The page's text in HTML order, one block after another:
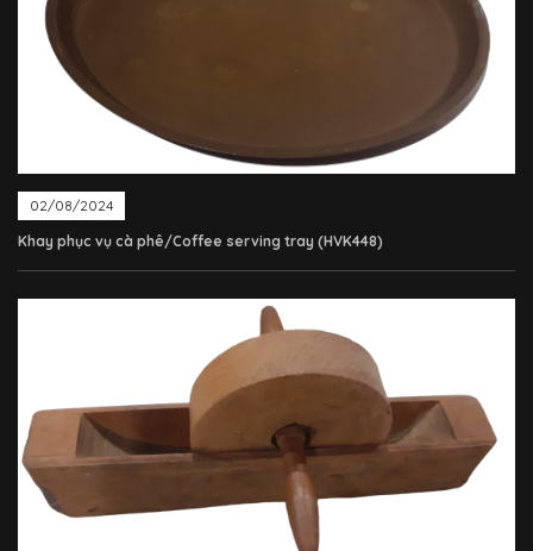
02/08/2024
Khay phục vụ cà phê/Coffee serving tray (HVK448)